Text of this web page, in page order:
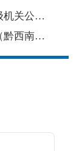
拟试用人员公示
示（第2批）